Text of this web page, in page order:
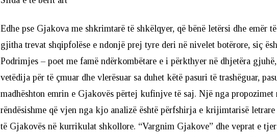
Edhe pse Gjakova me shkrimtarë të shkëlqyer, që bënë letërsi dhe emër
gjitha trevat shqipfolëse e ndonjë prej tyre deri në nivelet botërore, siç
Podrimjes – poet me famë ndërkombëtare e i përkthyer në dhjetëra
vetëdija për të çmuar dhe vlerësuar sa duhet këtë pasuri të trashëguar,
madhështon emrin e Gjakovës përtej kufinjve të saj. Një nga propozimet
rëndësishme që vjen nga kjo analizë është përfshirja e krijimtarisë
të Gjakovës në kurrikulat shkollore. “Vargnim Gjakove” dhe veprat e